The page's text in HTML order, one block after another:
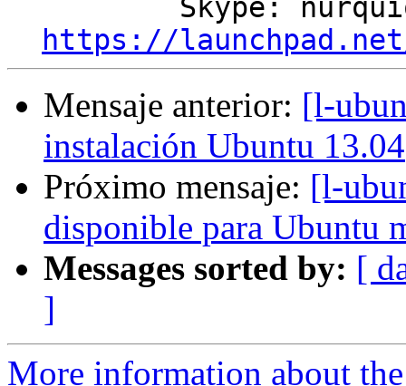
https://
Mensaje anterior: [l-
instalación Ubuntu 13.04
Próximo mensaje: [l-
disponible para Ubuntu
Messages sorted by: [
]
More information about